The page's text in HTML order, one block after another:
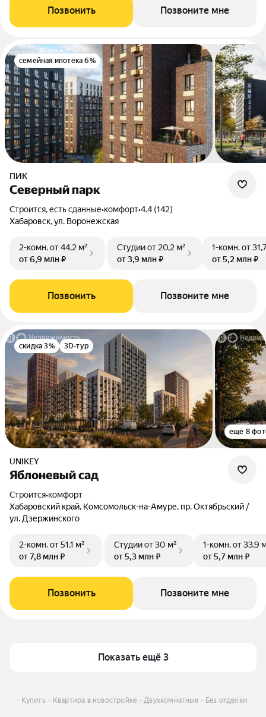
Позвонить Позвоните мне
семейная ипотека 6%
ПИК
Северный парк
Строится, есть сданные•комфорт•4.4 (142)
Хабаровск, ул. Воронежская
2-комн.от 44,2 м²
от 6,9 млн ₽
Студииот 20,2 м²
от 3,9 млн ₽
1-комн.от
от 5,2 млн ₽
Позвонить Позвоните мне
скидка 3% 3D-тур
ещё 8
UNIKEY
Яблоневый сад
Строится•комфорт
Хабаровский край, Комсомольск-на-Амуре, пр. Октябрьский /
ул. Дзержинского
2-комн.от 51,1 м²
от 7,8 млн ₽
Студииот 30 м²
от 5,3 млн ₽
1-комн.от 33,9
от 5,7 млн ₽
Позвонить Позвоните мне
Показать ещё 3
Без отделки
Двухкомнатные
Квартира в новостройке
Купить